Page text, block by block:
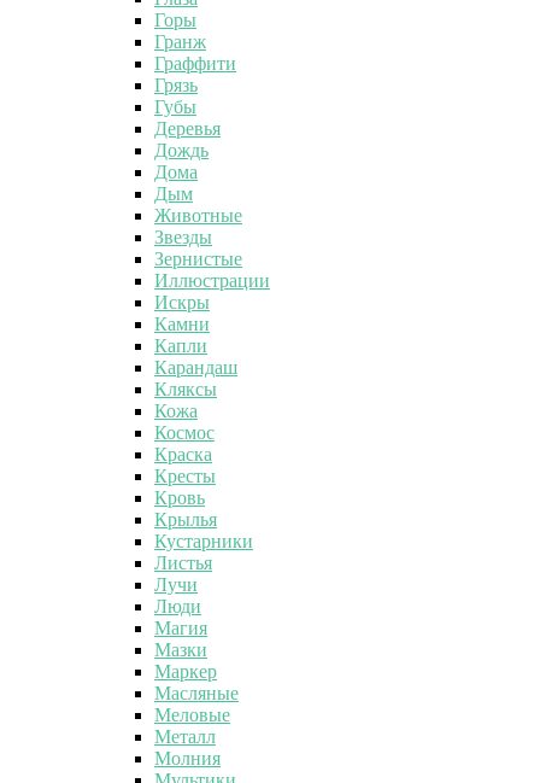
Горы
Гранж
Граффити
Грязь
Губы
Деревья
Дождь
Дома
Дым
Животные
Звезды
Зернистые
Иллюстрации
Искры
Камни
Капли
Карандаш
Кляксы
Кожа
Космос
Краска
Кресты
Кровь
Крылья
Кустарники
Листья
Лучи
Люди
Магия
Мазки
Маркер
Масляные
Меловые
Металл
Молния